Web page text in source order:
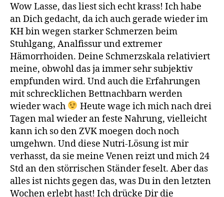
Wow Lasse, das liest sich echt krass! Ich habe
an Dich gedacht, da ich auch gerade wieder im
KH bin wegen starker Schmerzen beim
Stuhlgang, Analfissur und extremer
Hämorrhoiden. Deine Schmerzskala relativiert
meine, obwohl das ja immer sehr subjektiv
empfunden wird. Und auch die Erfahrungen
mit schrecklichen Bettnachbarn werden
wieder wach
Heute wage ich mich nach drei
Tagen mal wieder an feste Nahrung, vielleicht
kann ich so den ZVK moegen doch noch
umgehwn. Und diese Nutri-Lösung ist mir
verhasst, da sie meine Venen reizt und mich 24
Std an den störrischen Ständer feselt. Aber das
alles ist nichts gegen das, was Du in den letzten
Wochen erlebt hast! Ich drücke Dir die